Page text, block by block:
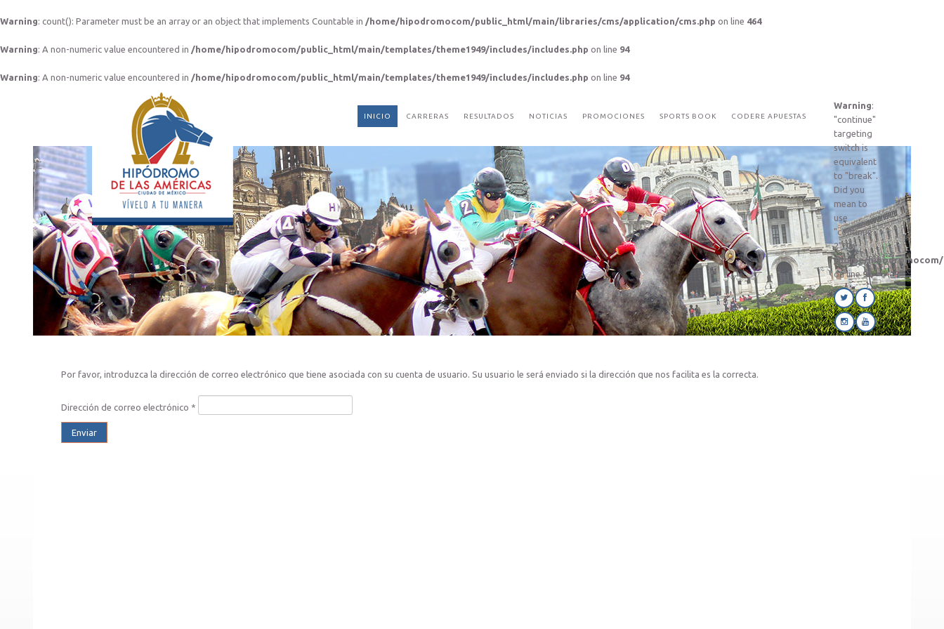
Warning: count(): Parameter must be an array or an object that implements Countable in /home/hipodromocom/public_html/main/libraries/cms/application/cms.php on line 464
Warning: A non-numeric value encountered in /home/hipodromocom/public_html/main/templates/theme1949/includes/includes.php on line 94
Warning: A non-numeric value encountered in /home/hipodromocom/public_html/main/templates/theme1949/includes/includes.php on line 94
INICIO CARRERAS RESULTADOS NOTICIAS PROMOCIONES SPORTS BOOK CODERE APUESTAS
Warning:
"continue"
targeting
switch is
equivalent
to "break".
Did you
mean to
use
"continue
2"? in
/home/
on line97
Por favor, introduzca la dirección de correo electrónico que tiene asociada con su cuenta de usuario. Su usuario le será enviado si la dirección que nos facilita es la correcta.
Dirección de correo electrónico *
Enviar